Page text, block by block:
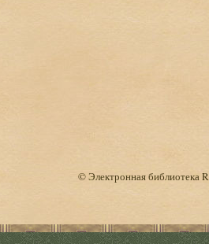
© Электронная библиотека